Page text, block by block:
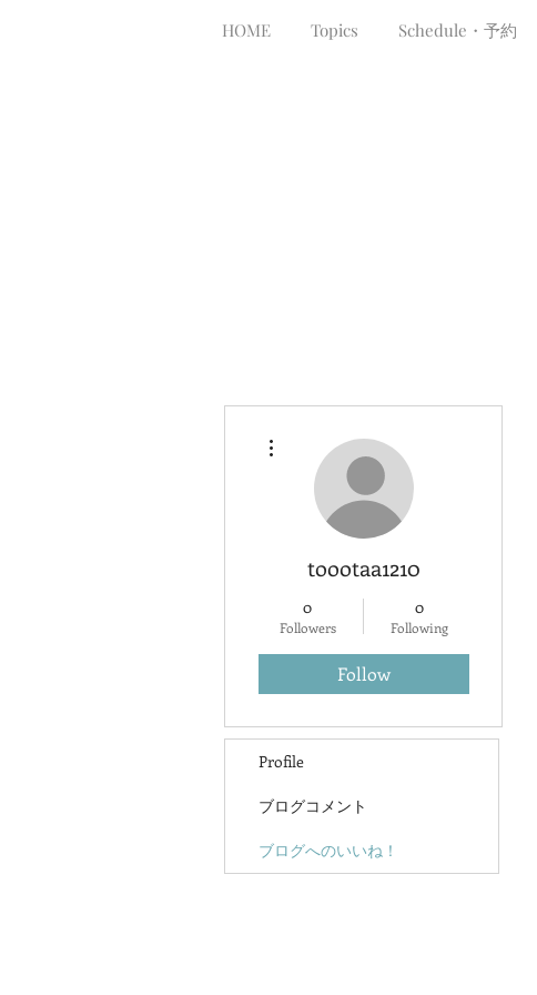
HOME Topics Schedule・予約
toootaa1210
0
Followers
0
Following
Follow
Profile
ブログコメント
ブログへのいいね！